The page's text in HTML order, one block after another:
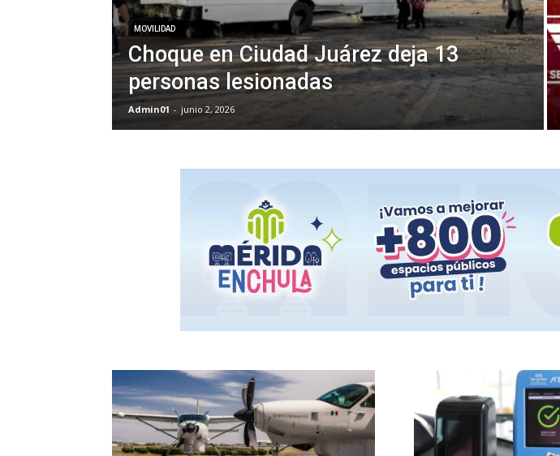
MOVILIDAD
Choque en Ciudad Juárez deja 13
personas lesionadas
Admin01 - junio 2, 2026